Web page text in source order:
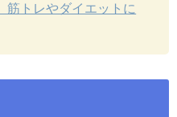
トレやダイエットに